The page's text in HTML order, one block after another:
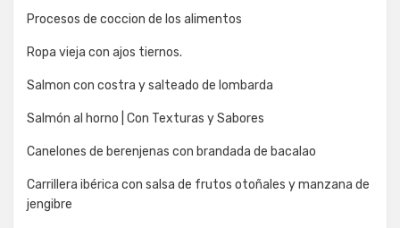
Procesos de coccion de los alimentos
Ropa vieja con ajos tiernos.
Salmon con costra y salteado de lombarda
Salmón al horno | Con Texturas y Sabores
Canelones de berenjenas con brandada de bacalao
Carrillera ibérica con salsa de frutos otoñales y manzana de
jengibre